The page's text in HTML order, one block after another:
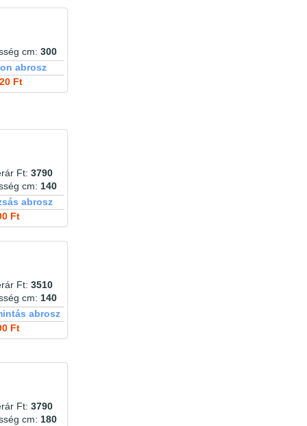
cm: 300
abrosz
Ft
Ft:3790
cm: 140
abrosz
Ft
Ft:3510
cm: 140
abrosz
Ft
Ft:3790
cm: 180